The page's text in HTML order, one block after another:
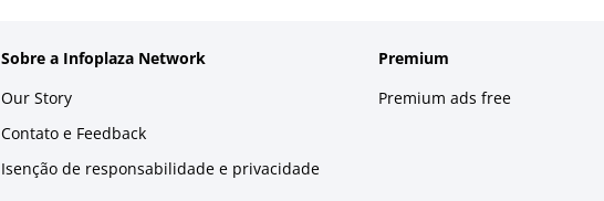
Sobre a Infoplaza Network
Our Story
Contato e Feedback
Isenção de responsabilidade e privacidade
Premium
Premium ads free